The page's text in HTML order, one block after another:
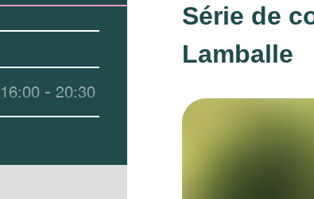
16:00 - 20:30
Série de
Lamballe